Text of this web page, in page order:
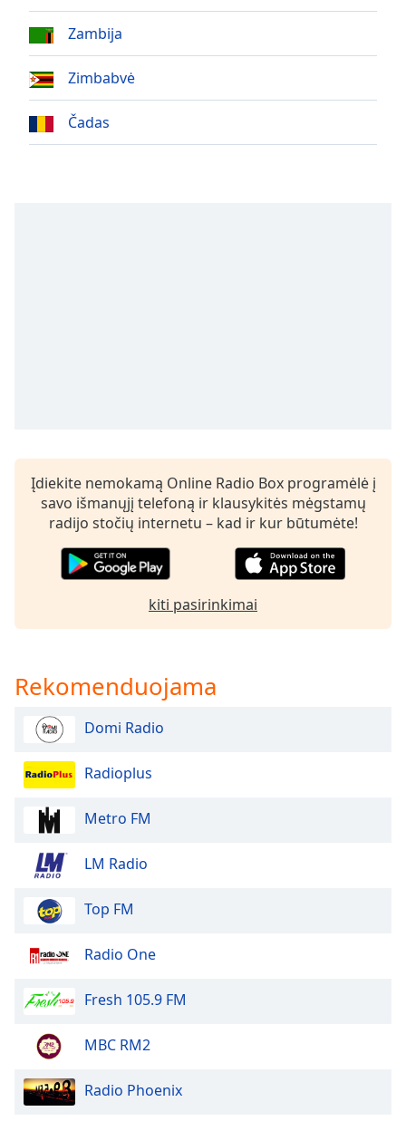
Zambija
Zimbabvė
Čadas
Įdiekite nemokamą Online Radio Box programėlė į
savo išmanųjį telefoną ir klausykitės mėgstamų
radijo stočių internetu – kad ir kur būtumėte!
kiti pasirinkimai
Rekomenduojama
Domi Radio
Radioplus
Metro FM
LM Radio
Top FM
Radio One
Fresh 105.9 FM
MBC RM2
Radio Phoenix